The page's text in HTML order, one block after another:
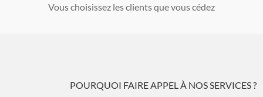
Vous choisissez les clients que vous cédez
POURQUOI FAIRE APPEL À NOS SERVICES ?